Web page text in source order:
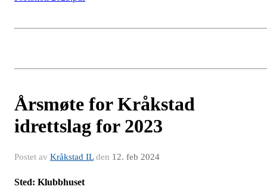
Årsmøte for Kråkstad
idrettslag for 2023
Postet av Kråkstad ILden 12. feb 2024
Sted: Klubbhuset